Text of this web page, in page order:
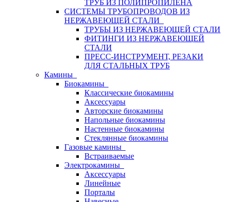
ТРУБ ИЗ ПОЛИПРОПИЛЕНА
СИСТЕМЫ ТРУБОПРОВОДОВ ИЗ
НЕРЖАВЕЮЩЕЙ СТАЛИ
ТРУБЫ ИЗ НЕРЖАВЕЮЩЕЙ СТАЛИ
ФИТИНГИ ИЗ НЕРЖАВЕЮЩЕЙ
СТАЛИ
ПРЕСС-ИНСТРУМЕНТ, РЕЗАКИ
ДЛЯ СТАЛЬНЫХ ТРУБ
Камины
Биокамины
Классические биокамины
Аксессуары
Авторские биокамины
Напольные биокамины
Настенные биокамины
Стеклянные биокамины
Газовые камины
Встраиваемые
Электрокамины
Аксессуары
Линейные
Порталы